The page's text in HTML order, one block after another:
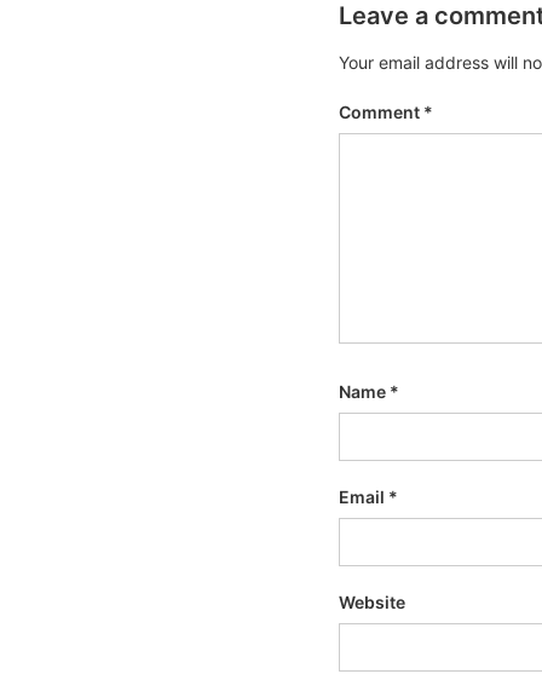
Leave a
Your email address will
Comment *
Name *
Email *
Website